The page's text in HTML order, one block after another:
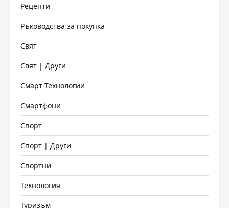
Рецепти
Ръководства за покупка
Свят
Свят | Други
Смарт Технологии
Смартфони
Спорт
Спорт | Други
Спортни
Технология
Туризъм